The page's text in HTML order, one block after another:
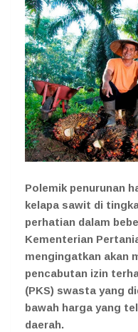
Polemik penurunan
kelapa sawit di
perhatian dalam
Kementerian
mengingatkan akan
pencabutan izin
(PKS) swasta yang
bawah harga yang
daerah.